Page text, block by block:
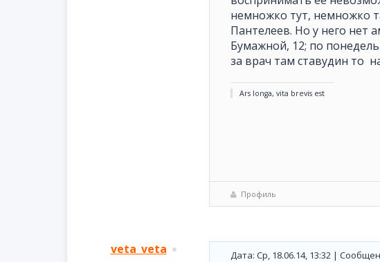
немножко тут, немножко
Пантелеев. Но у него нет
Бумажной, 12; по
за врач там ставудин то
Ars longa, vita brevis est
Профиль
veta_veta Дата: Ср, 18.06.14, 13:32 |